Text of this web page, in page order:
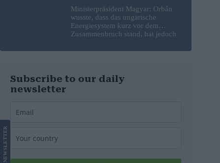
Ministerpräsident Magyar: Orbán
wusste, dass das ungarische
Energiesystem kurz vor dem
Zusammenbruch stand, hat jedoch
Subscribe to our daily
newsletter
NEWS
LETTER